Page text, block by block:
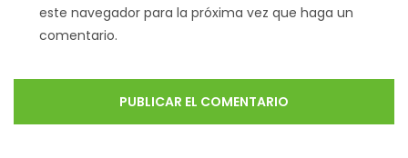
este navegador para la próxima vez que haga un
comentario.